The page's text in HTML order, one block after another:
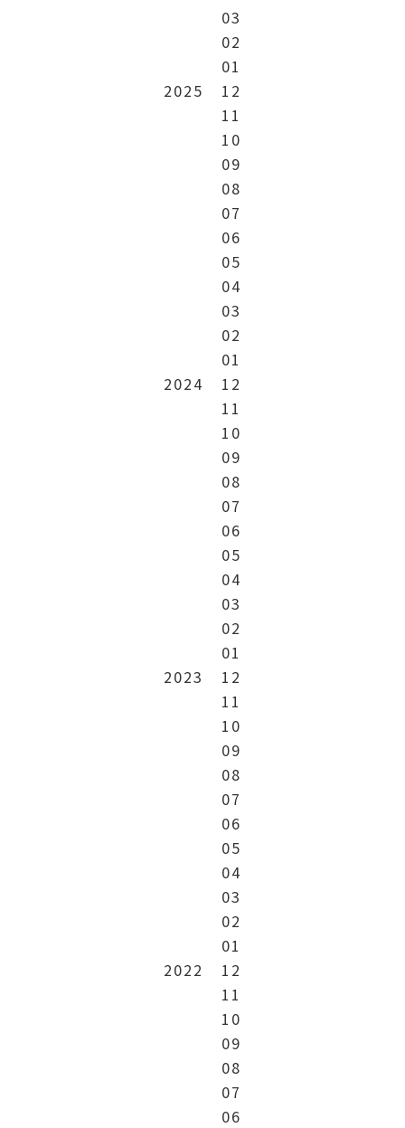
03
02
01
2025
12
11
10
09
08
07
06
05
04
03
02
01
2024
12
11
10
09
08
07
06
05
04
03
02
01
2023
12
11
10
09
08
07
06
05
04
03
02
01
2022
12
11
10
09
08
07
06